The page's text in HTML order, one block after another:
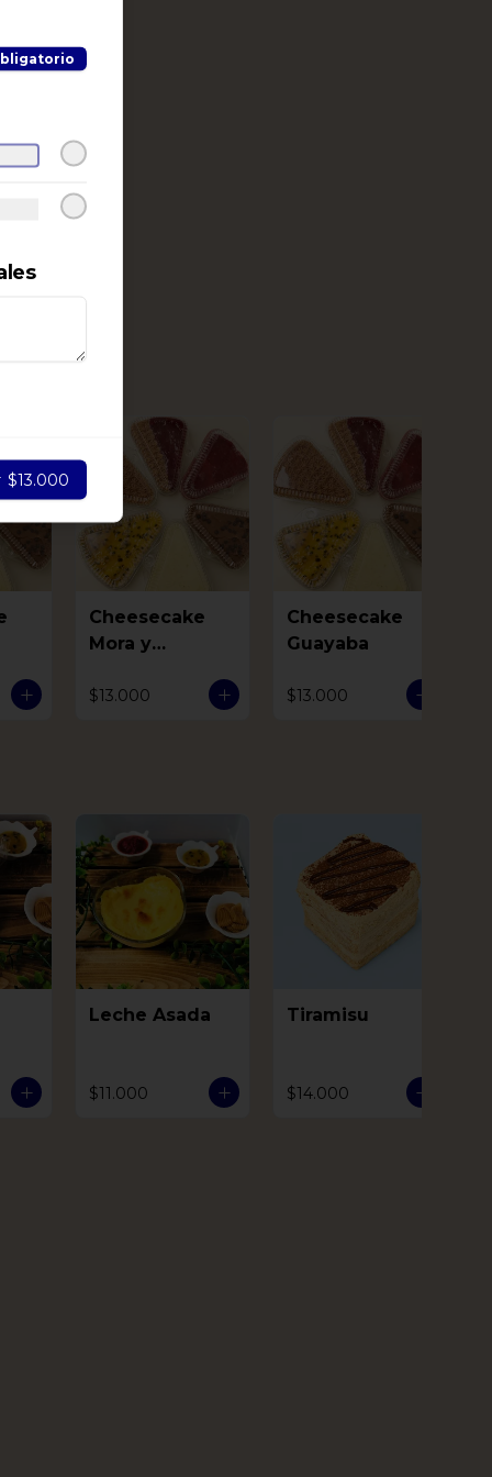
Cheesecake
Mora y
$13.000
Cheesecake
Guayaba
$13.000
Leche Asada
$11.000
Tiramisu
$14.000
$13.000